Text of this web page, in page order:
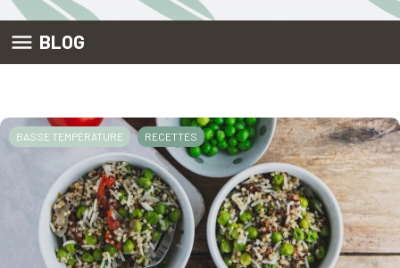
 BLOG
BASSE TEMPÉRATURE RECETTES